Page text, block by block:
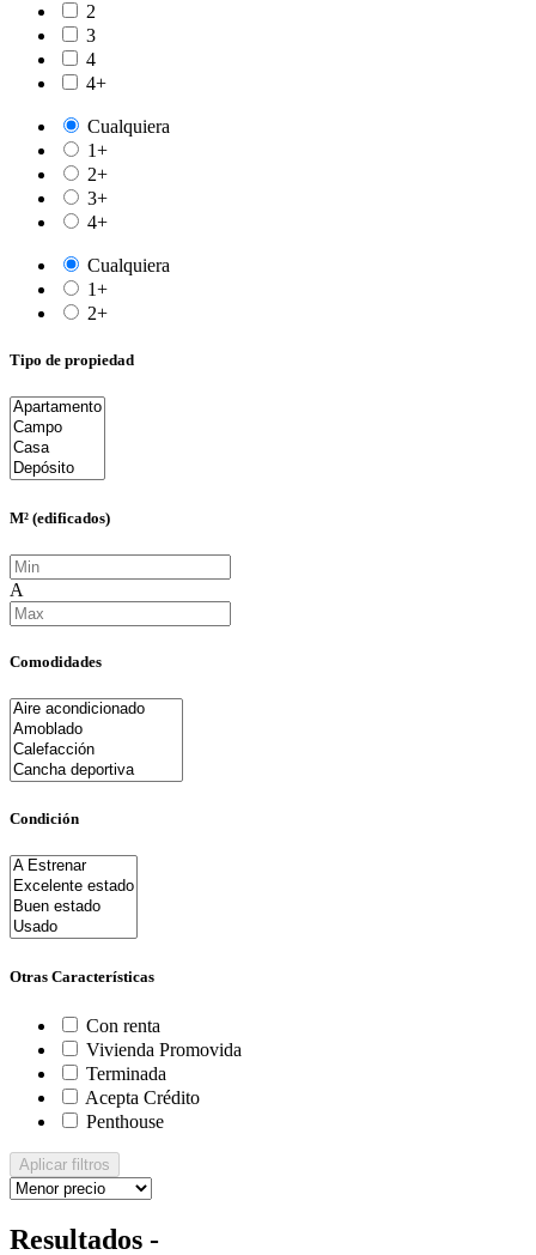
2
3
4
4+
Cualquiera
1+
2+
3+
4+
Cualquiera
1+
2+
Tipo de propiedad
M² (edificados)
A
Comodidades
Condición
Otras Características
Con renta
Vivienda Promovida
Terminada
Acepta Crédito
Penthouse
Aplicar filtros
Resultados -